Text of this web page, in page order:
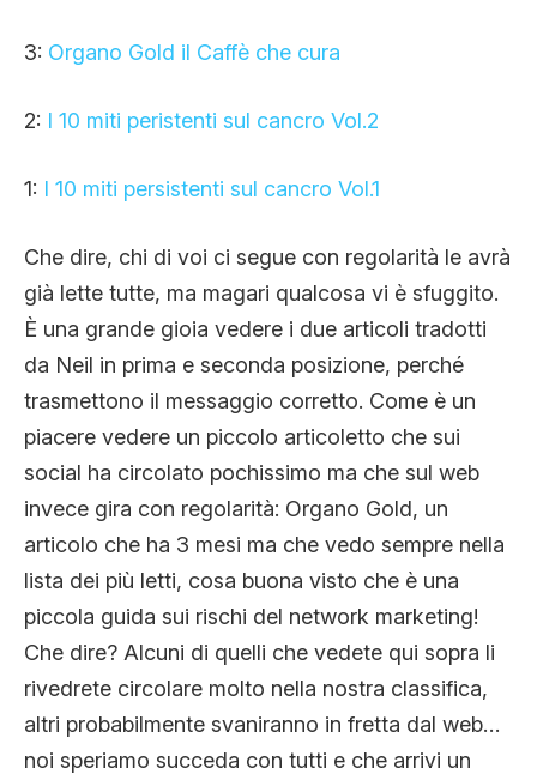
3: Organo Gold il Caffè che cura
2: I 10 miti peristenti sul cancro Vol.2
1: I 10 miti persistenti sul cancro Vol.1
Che dire, chi di voi ci segue con regolarità le avrà
già lette tutte, ma magari qualcosa vi è sfuggito.
È una grande gioia vedere i due articoli tradotti
da Neil in prima e seconda posizione, perché
trasmettono il messaggio corretto. Come è un
piacere vedere un piccolo articoletto che sui
social ha circolato pochissimo ma che sul web
invece gira con regolarità: Organo Gold, un
articolo che ha 3 mesi ma che vedo sempre nella
lista dei più letti, cosa buona visto che è una
piccola guida sui rischi del network marketing!
Che dire? Alcuni di quelli che vedete qui sopra li
rivedrete circolare molto nella nostra classifica,
altri probabilmente svaniranno in fretta dal web…
noi speriamo succeda con tutti e che arrivi un